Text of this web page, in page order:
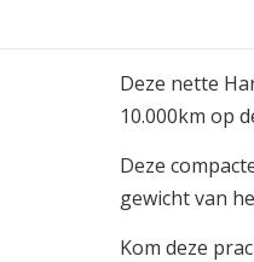
Deze nette
10.000km op
Deze
gewicht van
Kom deze